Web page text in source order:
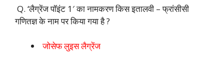
Q. ‘लैग्रेंज पॉइंट 1′ का नामकरण किस इतालवी – फ्रांसीसी
गणितज्ञ के नाम पर किया गया है ?
जोसेफ लुइस लैग्रेंज